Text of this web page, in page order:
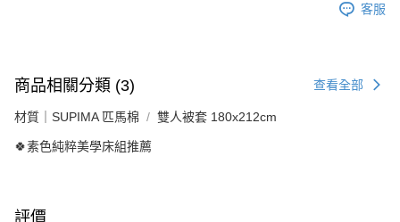
客服
商品相關分類 (3) 查看全部
材質｜SUPIMA 匹馬棉 雙人被套 180x212cm
🍀素色純粹美學床組推薦
評價